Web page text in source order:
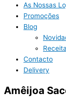
As Nossas
Promoções
Blog
Contacto
Delivery
Amêijoa